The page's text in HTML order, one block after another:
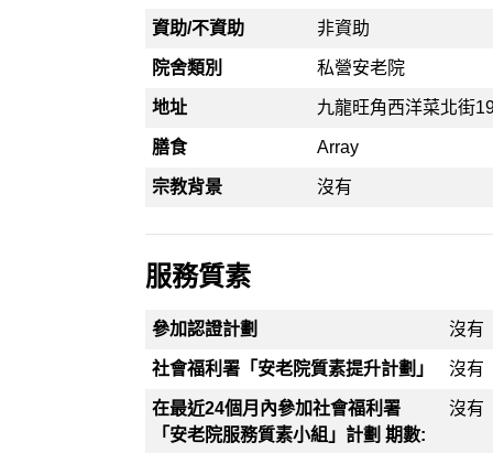
資助/不資助 非資助
院舍類別 私營安老院
地址 九龍旺角西洋菜北街
膳食 Array
宗教背景 沒有
服務質素
參加認證計劃 沒有
社會福利署「安老院質素提升計劃」 沒有
在最近24個月內參加社會福利署
「安老院服務質素小組」計劃 期數:
沒有